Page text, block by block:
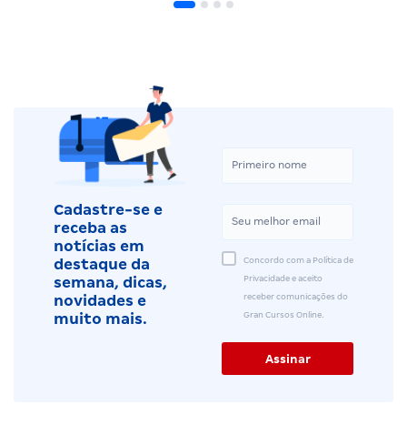
Cadastre-se e
receba as
notícias em
destaque da
semana, dicas,
novidades e
muito mais.
Concordo com a Política de
Privacidade e aceito
receber comunicações do
Gran Cursos Online.